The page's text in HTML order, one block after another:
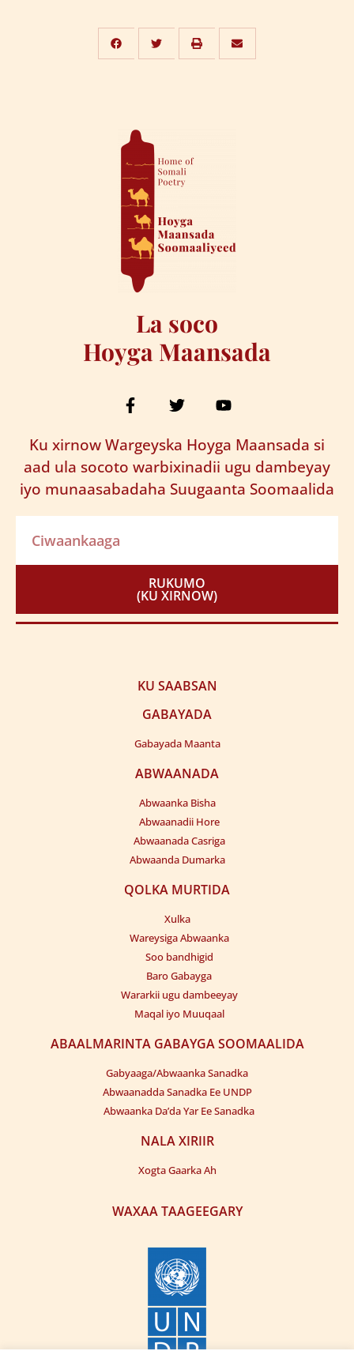
La soco
Hoyga Maansada
Ku xirnow Wargeyska Hoyga Maansada si
aad ula socoto warbixinadii ugu dambeyay
iyo munaasabadaha Suugaanta Soomaalida
RUKUMO
(KU XIRNOW)
KU SAABSAN
GABAYADA
Gabayada Maanta
ABWAANADA
Abwaanka Bisha
Abwaanadii Hore
Abwaanada Casriga
Abwaanda Dumarka
QOLKA MURTIDA
Xulka
Wareysiga Abwaanka
Soo bandhigid
Baro Gabayga
Wararkii ugu dambeeyay
Maqal iyo Muuqaal
ABAALMARINTA GABAYGA SOOMAALIDA
Gabyaaga/Abwaanka Sanadka
Abwaanadda Sanadka Ee UNDP
Abwaanka Da’da Yar Ee Sanadka
NALA XIRIIR
Xogta Gaarka Ah
WAXAA TAAGEEGARY